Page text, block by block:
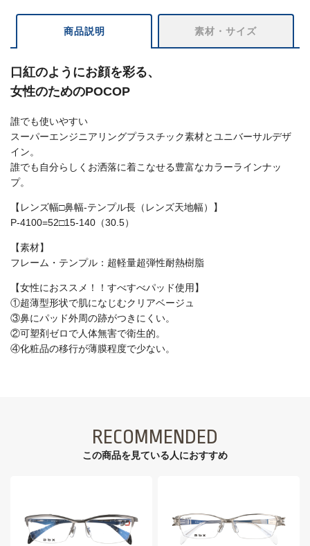
商品説明 素材・サイズ
口紅のようにお顔を彩る、
女性のためのPOCOP
誰でも使いやすい
スーパーエンジニアリングプラスチック素材とユニバーサルデザ
イン。
誰でも自分らしくお洒落に着こなせる豊富なカラーラインナッ
プ。
【レンズ幅□鼻幅-テンプル長（レンズ天地幅）】
P-4100=52□15-140（30.5）
【素材】
フレーム・テンプル：超軽量超弾性耐熱樹脂
【女性におススメ！！すべすべパッド使用】
①超薄型形状で肌になじむクリアベージュ
③鼻にパッド外周の跡がつきにくい。
②可塑剤ゼロで人体無害で衛生的。
④化粧品の移行が薄膜程度で少ない。
RECOMMENDED
この商品を見ている⼈におすすめ